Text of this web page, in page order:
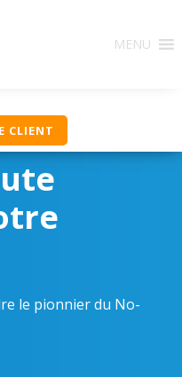
MENU
CLIENT
le pionnier du No-